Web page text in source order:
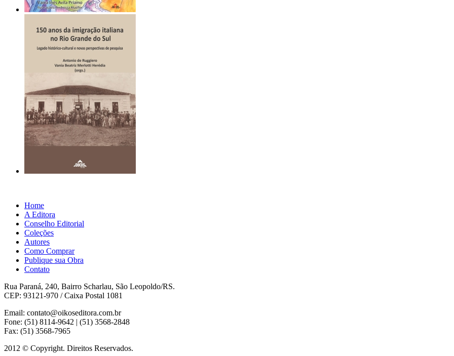
Home
A Editora
Conselho Editorial
Coleções
Autores
Como Comprar
Publique sua Obra
Contato
Rua Paraná, 240, Bairro Scharlau, São Leopoldo/RS.
CEP: 93121-970 / Caixa Postal 1081
Email: contato@oikoseditora.com.br
Fone: (51) 8114-9642 | (51) 3568-2848
Fax: (51) 3568-7965
2012 © Copyright. Direitos Reservados.